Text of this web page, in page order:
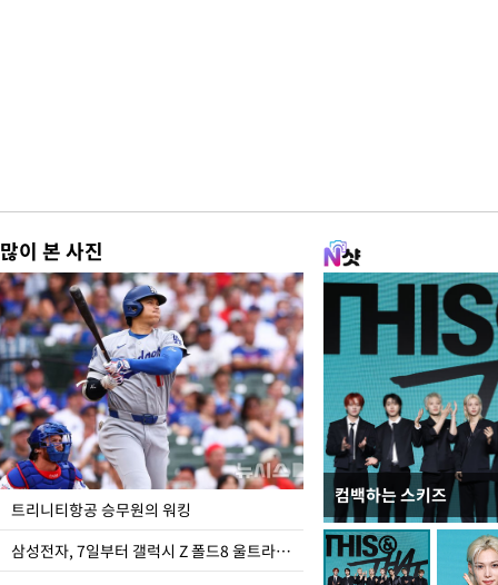
많이 본 사진
트리니티항공 승무원의 워킹
삼성전자, 7일부터 갤럭시 Z 폴드8 울트라·폴드8·플립8 출시
컴백하는 스키즈
입추 하루 앞둔 전남
폭염